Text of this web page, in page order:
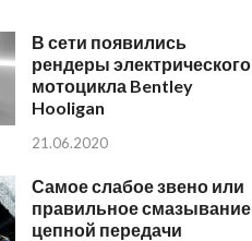
В сети появились
рендеры электрического
мотоцикла Bentley
Hooligan
21.06.2020
Самое слабое звено или
правильное смазывание
цепной передачи